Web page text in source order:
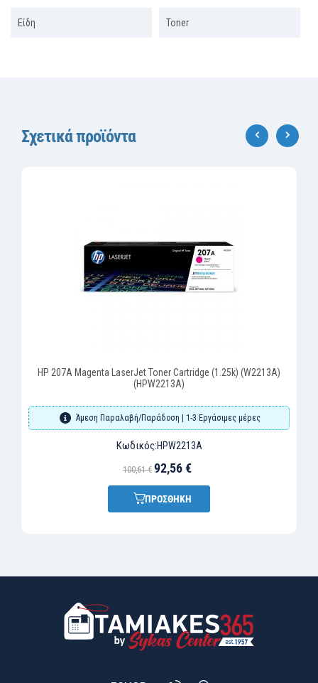
Είδη Toner
Σχετικά προϊόντα
HP 207A Magenta LaserJet Toner Cartridge (1.25k) (W2213A)
(HPW2213A)
Άμεση Παραλαβή/Παράδοση | 1-3 Εργάσιμες μέρες
Κωδικός:HPW2213A
100,61 € 92,56 €
ΠΡΟΣΘΗΚΗ